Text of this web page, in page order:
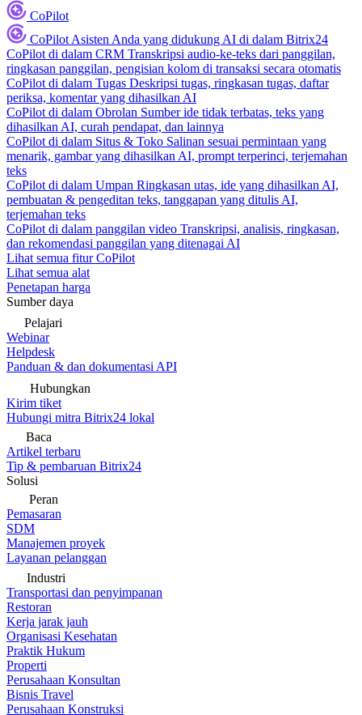
CoPilot
CoPilot Asisten Anda yang didukung AI di dalam Bitrix24
CoPilot di dalam CRM Transkripsi audio-ke-teks dari panggilan,
ringkasan panggilan, pengisian kolom di transaksi secara otomatis
CoPilot di dalam Tugas Deskripsi tugas, ringkasan tugas, daftar
periksa, komentar yang dihasilkan AI
CoPilot di dalam Obrolan Sumber ide tidak terbatas, teks yang
dihasilkan AI, curah pendapat, dan lainnya
CoPilot di dalam Situs & Toko Salinan sesuai permintaan yang
menarik, gambar yang dihasilkan AI, prompt terperinci, terjemahan
teks
CoPilot di dalam Umpan Ringkasan utas, ide yang dihasilkan AI,
pembuatan & pengeditan teks, tanggapan yang ditulis AI,
terjemahan teks
CoPilot di dalam panggilan video Transkripsi, analisis, ringkasan,
dan rekomendasi panggilan yang ditenagai AI
Lihat semua fitur CoPilot
Lihat semua alat
Penetapan harga
Sumber daya
Pelajari
Webinar
Helpdesk
Panduan & dan dokumentasi API
Hubungkan
Kirim tiket
Hubungi mitra Bitrix24 lokal
Baca
Artikel terbaru
Tip & pembaruan Bitrix24
Solusi
Peran
Pemasaran
SDM
Manajemen proyek
Layanan pelanggan
Industri
Transportasi dan penyimpanan
Restoran
Kerja jarak jauh
Organisasi Kesehatan
Praktik Hukum
Properti
Perusahaan Konsultan
Bisnis Travel
Perusahaan Konstruksi